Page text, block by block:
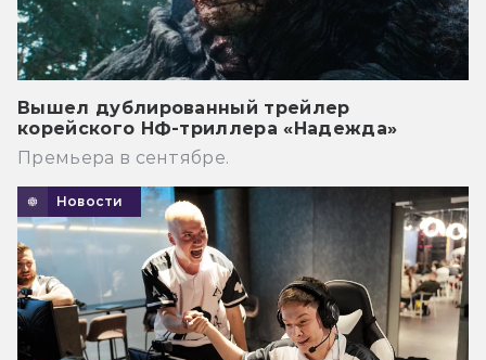
Вышел дублированный трейлер
корейского НФ-триллера «Надежда»
Премьера в сентябре.
Новости